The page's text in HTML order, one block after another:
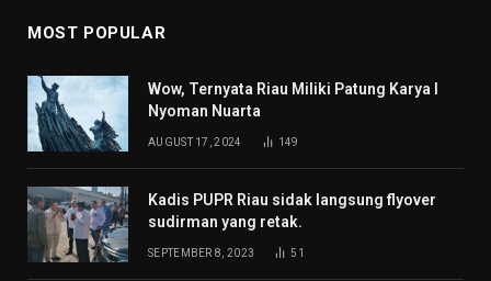
MOST POPULAR
Wow, Ternyata Riau Miliki Patung Karya I
Nyoman Nuarta
AUGUST 17, 2024 149
Kadis PUPR Riau sidak langsung flyover
sudirman yang retak.
SEPTEMBER 8, 2023 51